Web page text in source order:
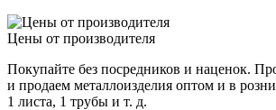
Цены от производителя
Покупайте без посредников и наценок.
и продаем металлоизделия оптом и в
1 листа, 1 трубы и т. д.